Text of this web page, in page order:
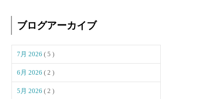
ブログアーカイブ
7月 2026( 5 )
6月 2026( 2 )
5月 2026( 2 )